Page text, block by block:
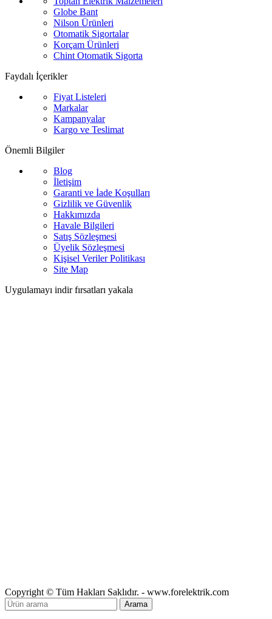
Globe Bant
Nilson Ürünleri
Otomatik Sigortalar
Korçam Ürünleri
Chint Otomatik Sigorta
Faydalı İçerikler
Fiyat Listeleri
Markalar
Kampanyalar
Kargo ve Teslimat
Önemli Bilgiler
Blog
İletişim
Garanti ve İade Koşulları
Gizlilik ve Güvenlik
Hakkımızda
Havale Bilgileri
Satış Sözleşmesi
Üyelik Sözleşmesi
Kişisel Veriler Politikası
Site Map
Uygulamayı indir fırsatları yakala
Copyright © Tüm Hakları Saklıdır. - www.forelektrik.com
Arama